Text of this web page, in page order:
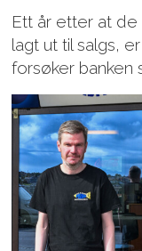
Ett år etter at
lagt ut til salgs,
forsøker banken